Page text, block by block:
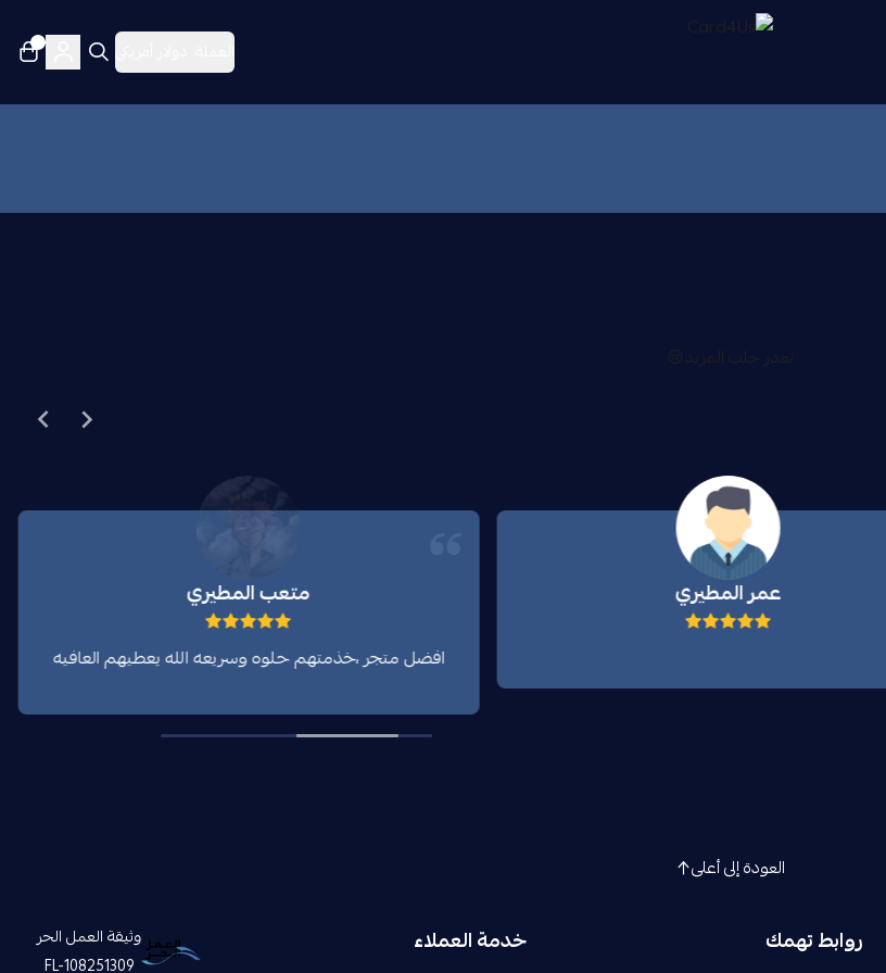
٠
تعذر جلب المزيد😢
عمر المطيري متعب المطيري
افضل متجر ،خذمتهم حلوه وسريعه الله يعطيهم العافيه
العودة إلى أعلى
روابط تهمك خدمة العملاء
وثيقة العمل الحر
FL-108251309